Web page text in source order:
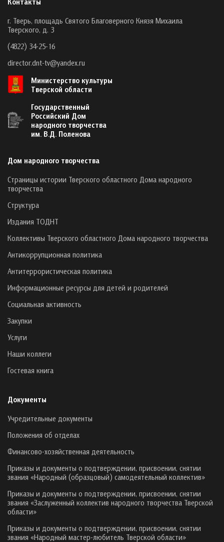
г. Тверь, площадь Святого Благоверного Князя Михаила
Тверского, д. 3
(4822) 34-25-16
director.dnt-tv@yandex.ru
Министерство культуры
Тверской области
Государственный
Российский Дом
народного творчества
им. В.Д. Поленова
Дом народного творчества
Страницы истории Тверского областного Дома народного
творчества
Структура
Издания ТОДНТ
Коллективы Тверского областного Дома народного творчества
Антикоррупционная политика
Антитеррористическая политика
Информационные ресурсы для детей и родителей
Социальная активность
Закупки
Услуги
Наши коллеги
Гостевая книга
Документы
Учредительные документы
Положения об отделах
Финансово-хозяйственная деятельность
Приказы и документы о подтверждении, присвоении, снятии
звания «Народный (образцовый) самодеятельный коллектив»
Приказы и документы о подтверждении, присвоении, снятии
звания «Заслуженный коллектив народного творчества Тверской
области»
Приказы и документы о подтверждении, присвоении, снятии
звания «Народный мастер-любитель Тверской области»